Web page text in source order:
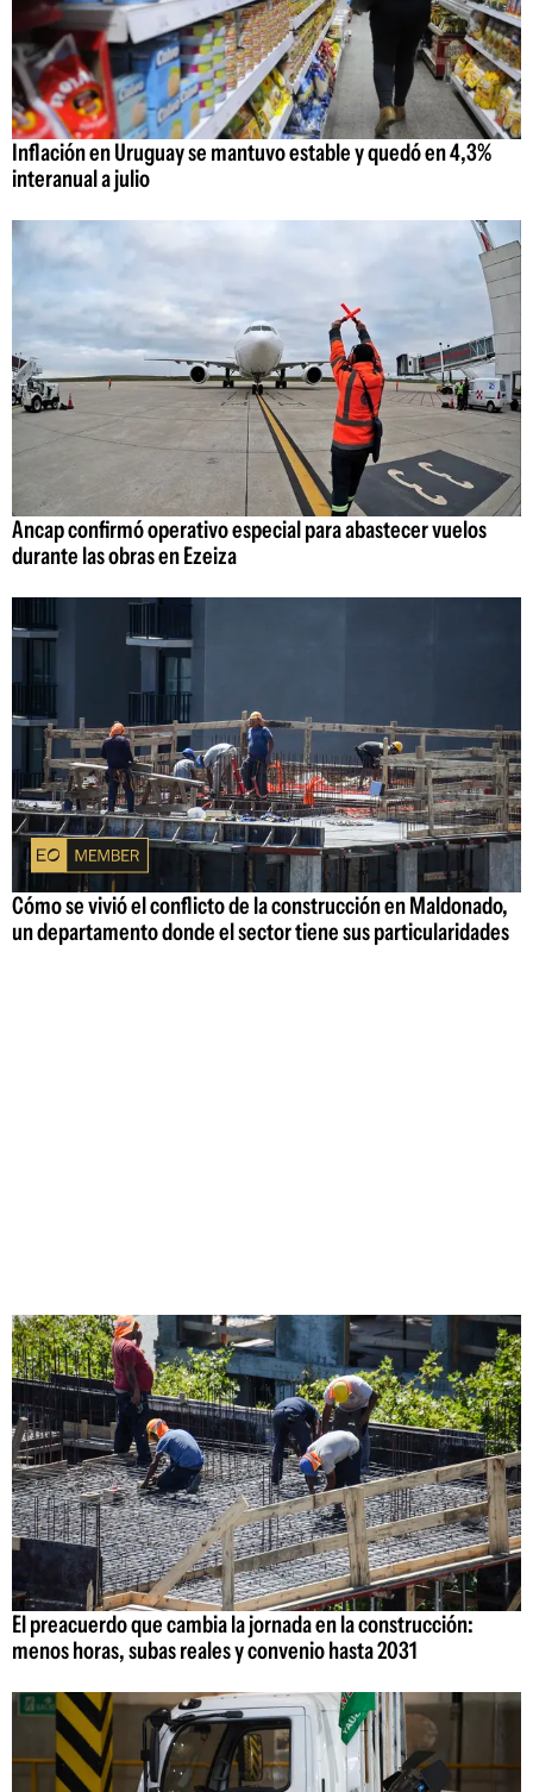
Inflación en Uruguay se mantuvo estable y quedó en 4,3%
interanual a julio
Ancap confirmó operativo especial para abastecer vuelos
durante las obras en Ezeiza
Cómo se vivió el conflicto de la construcción en Maldonado,
un departamento donde el sector tiene sus particularidades
El preacuerdo que cambia la jornada en la construcción:
menos horas, subas reales y convenio hasta 2031